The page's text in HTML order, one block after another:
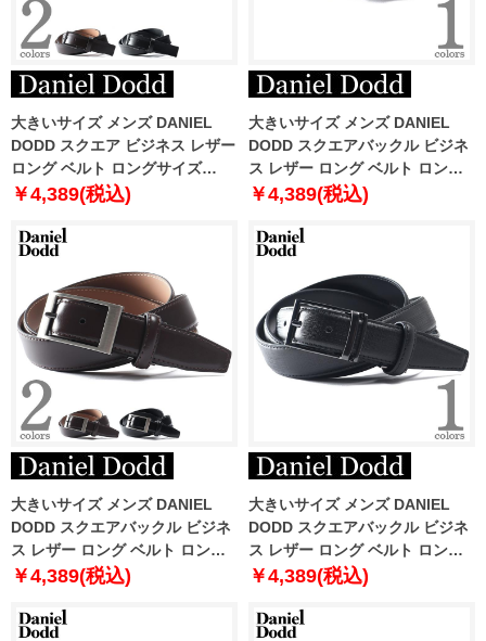
大きいサイズ メンズ DANIEL
DODD スクエア ビジネス レザー
ロング ベルト ロングサイズ
azbl-229009
￥4,389(税込)
大きいサイズ メンズ DANIEL
DODD スクエアバックル ビジネ
ス レザー ロング ベルト ロング
サイズ azbl-229003
￥4,389(税込)
大きいサイズ メンズ DANIEL
DODD スクエアバックル ビジネ
ス レザー ロング ベルト ロング
サイズ azbl-229008
￥4,389(税込)
大きいサイズ メンズ DANIEL
DODD スクエアバックル ビジネ
ス レザー ロング ベルト ロング
サイズ azbl-259002
￥4,389(税込)